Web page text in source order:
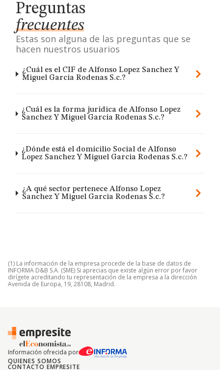
Preguntas
frecuentes
Estas son alguna de las preguntas que se
hacen nuestros usuarios
¿Cuál es el CIF de Alfonso Lopez Sanchez Y
Miguel Garcia Rodenas S.c.?
¿Cuál es la forma jurídica de Alfonso Lopez
Sanchez Y Miguel Garcia Rodenas S.c.?
¿Dónde está el domicilio Social de Alfonso
Lopez Sanchez Y Miguel Garcia Rodenas S.c.?
¿A qué sector pertenece Alfonso Lopez
Sanchez Y Miguel Garcia Rodenas S.c.?
(1) La información de la empresa procede de la base de datos de
INFORMA D&B S.A. (SME) Si aprecias que existe algún error por favor
dirígete acreditando tu representación de la empresa a la dirección
Avenida de Europa, 19, 28108, Madrid.
Información ofrecida por
QUIENES SOMOS
CONTACTO EMPRESITE